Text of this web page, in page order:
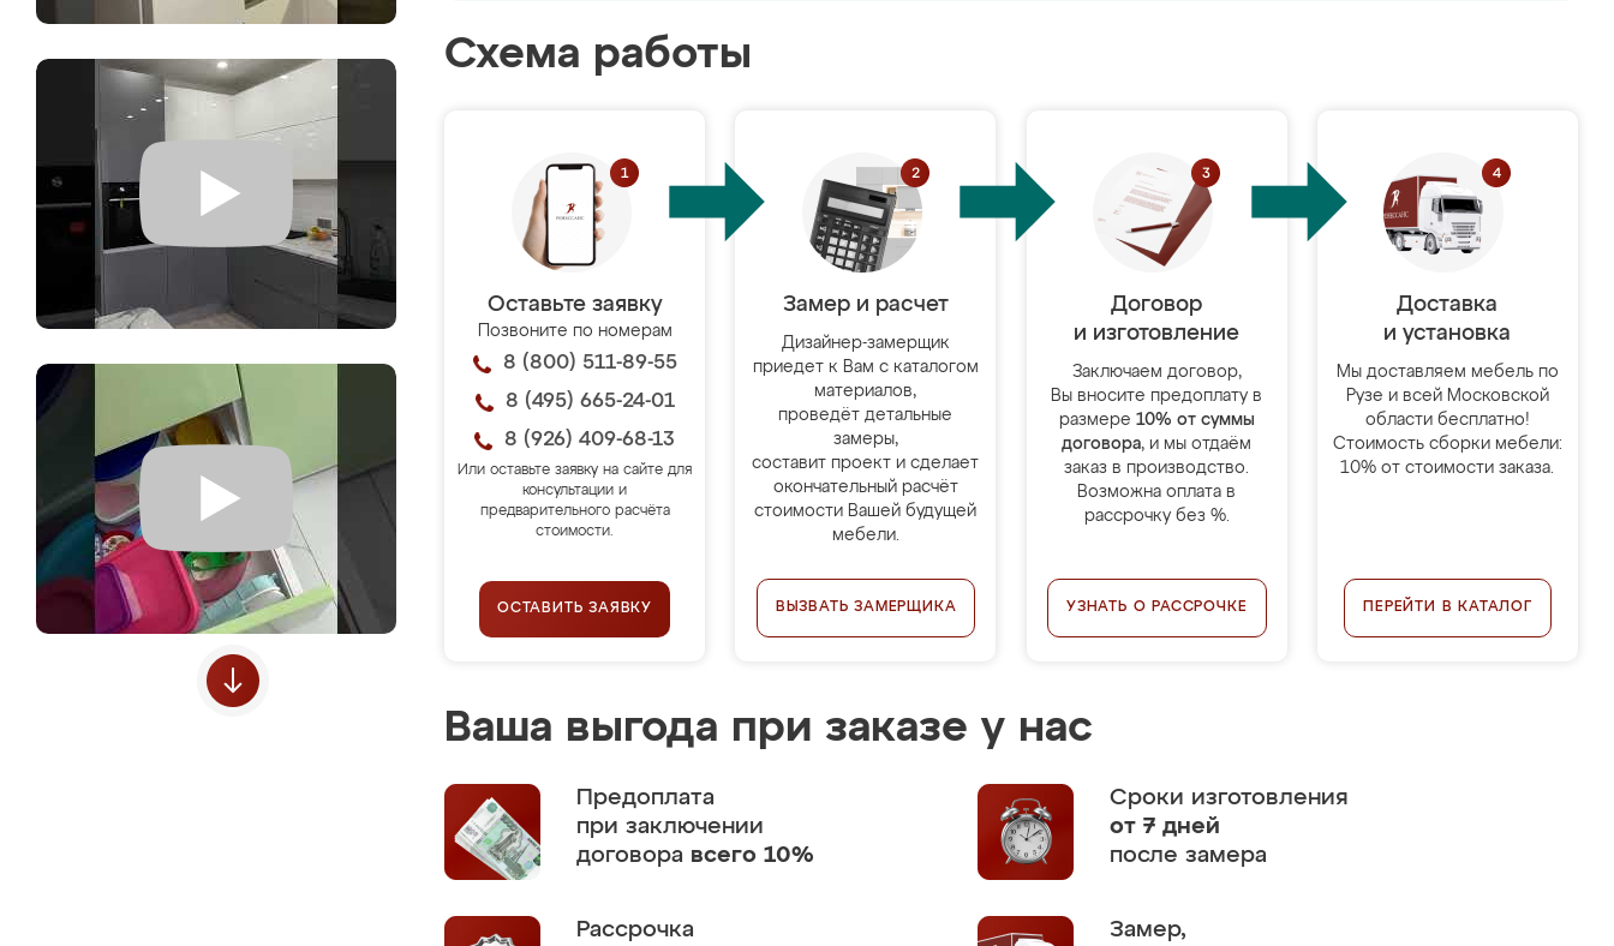
Схема работы
Оставьте заявку
Позвоните по номерам
8 (800) 511-89-55
8 (495) 665-24-01
8 (926) 409-68-13
Или оставьте заявку на сайте для
консультации и
предварительного расчёта
стоимости.
ОСТАВИТЬ ЗАЯВКУ
Замер и расчет
Дизайнер-замерщик
приедет к Вам с каталогом
материалов,
проведёт детальные
замеры,
составит проект и сделает
окончательный расчёт
стоимости Вашей будущей
мебели.
ВЫЗВАТЬ ЗАМЕРЩИКА
Договор
и изготовление
Заключаем договор,
Вы вносите предоплату в
размере 10% от суммы
договора, и мы отдаём
заказ в производство.
Возможна оплата в
рассрочку без %.
УЗНАТЬ О РАССРОЧКЕ
Доставка
и установка
Мы доставляем мебель по
Рузе и всей Московской
области бесплатно!
Стоимость сборки мебели:
10% от стоимости заказа.
ПЕРЕЙТИ В КАТАЛОГ
Ваша выгода при заказе у нас
Предоплата
при заключении
договора всего 10%
Сроки изготовления
от 7 дней
после замера
Рассрочка
Замер,